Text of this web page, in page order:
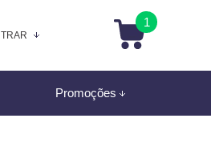
1
Promoções